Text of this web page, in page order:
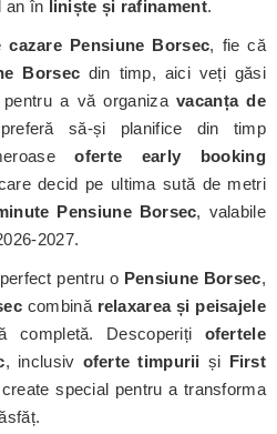
an în liniște și rafinament.
cazare Pensiune Borsec, fie că
Borsec din timp, aici veți găsi
pentru a vă organizavacanța de
să-și planifice din timp
oferte early booking
decid pe ultima sută de metri
Pensiune Borsec, valabile
2027.
pentru o Pensiune Borsec,
combină relaxarea și peisajele
completă. Descoperiți ofertele
, inclusiv oferte timpurii și First
special pentru a transforma